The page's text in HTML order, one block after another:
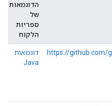
הדוגמאות
של
ספריות
הלקוח
https://github.com/
דוגמאות
Java